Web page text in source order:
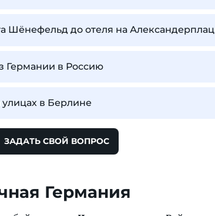
Шёнефельд до отеля на Александерплац
Германии в Россию
в Берлине
ЗАДАТЬ СВОЙ ВОПРОС
Германия